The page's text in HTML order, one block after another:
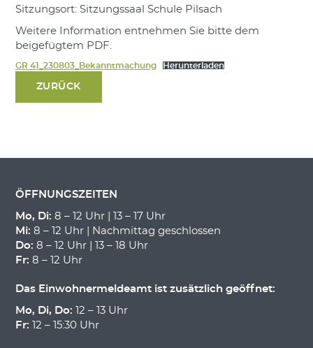
Sitzungsort: Sitzungssaal Schule Pilsach
Weitere Information entnehmen Sie bitte dem
beigefügtem PDF.
GR 41_230803_Bekanntmachung Herunterladen
ZURÜCK
ÖFFNUNGSZEITEN
Mo, Di: 8 – 12 Uhr | 13 – 17 Uhr
Mi: 8 – 12 Uhr | Nachmittag geschlossen
Do: 8 – 12 Uhr | 13 – 18 Uhr
Fr: 8 – 12 Uhr
Das Einwohnermeldeamt ist zusätzlich geöffnet:
Mo, Di, Do: 12 – 13 Uhr
Fr: 12 – 15:30 Uhr